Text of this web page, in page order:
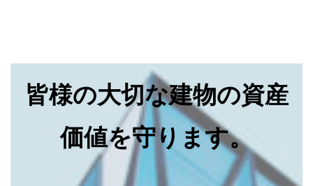
皆様の大切な建物の資産
価値を守ります。